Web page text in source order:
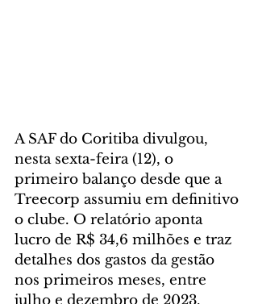
A SAF do Coritiba divulgou,
nesta sexta-feira (12), o
primeiro balanço desde que a
Treecorp assumiu em definitivo
o clube. O relatório aponta
lucro de R$ 34,6 milhões e traz
detalhes dos gastos da gestão
nos primeiros meses, entre